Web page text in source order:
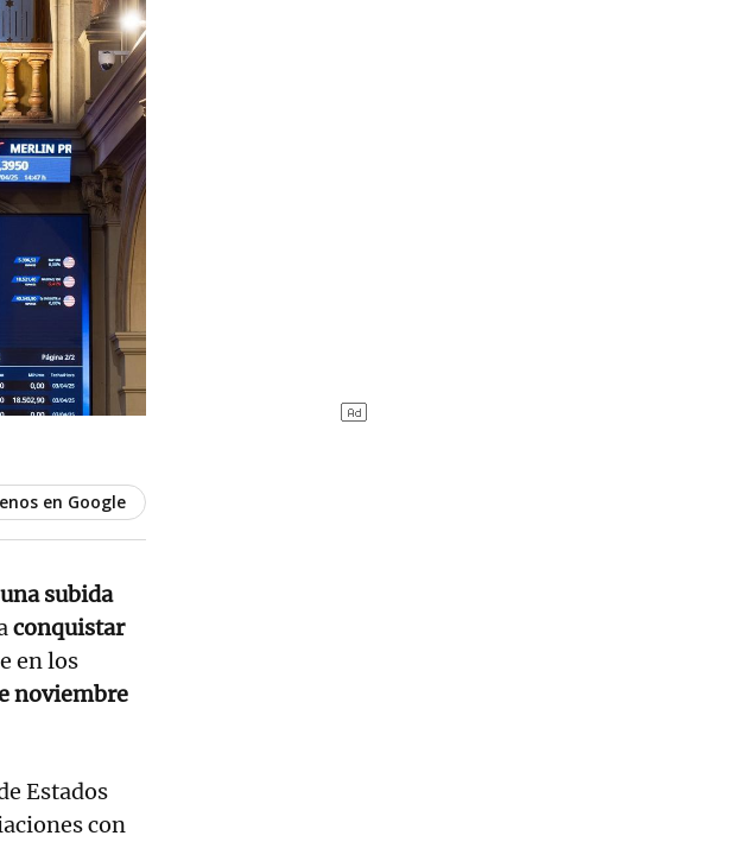
en Google
una subida
conquistar
en los
noviembre
Estados
con